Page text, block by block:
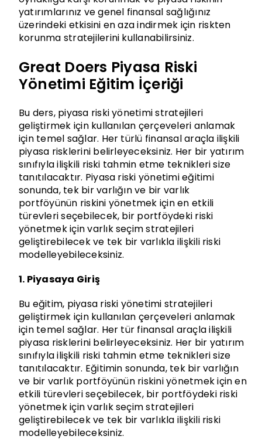
yatırımlarınız ve genel finansal sağlığınız
üzerindeki etkisini en aza indirmek için riskten
korunma stratejilerini kullanabilirsiniz.
Great Doers Piyasa Riski
Yönetimi Eğitim İçeriği
Bu ders, piyasa riski yönetimi stratejileri
geliştirmek için kullanılan çerçeveleri anlamak
için temel sağlar. Her türlü finansal araçla ilişkili
piyasa risklerini belirleyeceksiniz. Her bir yatırım
sınıfıyla ilişkili riski tahmin etme teknikleri size
tanıtılacaktır. Piyasa riski yönetimi eğitimi
sonunda, tek bir varlığın ve bir varlık
portföyünün riskini yönetmek için en etkili
türevleri seçebilecek, bir portföydeki riski
yönetmek için varlık seçim stratejileri
geliştirebilecek ve tek bir varlıkla ilişkili riski
modelleyebileceksiniz.
1. Piyasaya Giriş
Bu eğitim, piyasa riski yönetimi stratejileri
geliştirmek için kullanılan çerçeveleri anlamak
için temel sağlar. Her tür finansal araçla ilişkili
piyasa risklerini belirleyeceksiniz. Her bir yatırım
sınıfıyla ilişkili riski tahmin etme teknikleri size
tanıtılacaktır. Eğitimin sonunda, tek bir varlığın
ve bir varlık portföyünün riskini yönetmek için en
etkili türevleri seçebilecek, bir portföydeki riski
yönetmek için varlık seçim stratejileri
geliştirebilecek ve tek bir varlıkla ilişkili riski
modelleyebileceksiniz.